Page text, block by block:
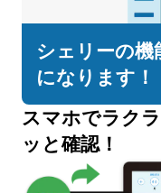
シェリーの機
になります！
スマホでラク
ッと確認！